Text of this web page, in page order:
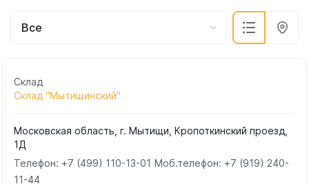
Все
Склад
Склад "Мытищинский"
Московская область, г. Мытищи, Кропоткинский проезд,
1Д
Телефон: +7 (499) 110-13-01 Моб.телефон: +7 (919) 240-
11-44